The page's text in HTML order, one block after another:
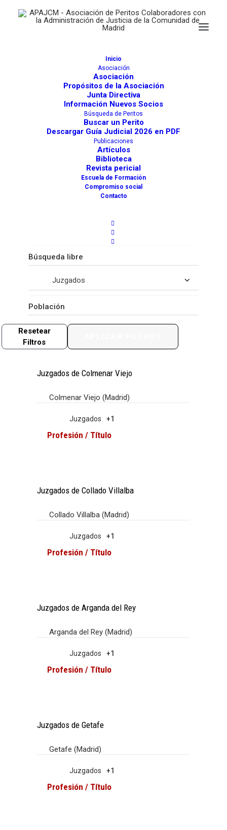
Inicio
Asociación
Asociación
Propósitos de la Asociación
Junta Directiva
Información Nuevos Socios
Búsqueda de Peritos
Buscar un Perito
Descargar Guía Judicial 2026 en PDF
Publicaciones
Artículos
Biblioteca
Revista pericial
Escuela de Formación
Compromiso social
Contacto
Juzgados
Buscar
Directorio de PeritosDirectorio Juzgados y Otros
Resetear
Filtros
Juzgados de Colmenar Viejo
Colmenar Viejo (Madrid)
Juzgados +1
Profesión / Título
Juzgados de Collado Villalba
Collado Villalba (Madrid)
Juzgados +1
Profesión / Título
Juzgados de Arganda del Rey
Arganda del Rey (Madrid)
Juzgados +1
Profesión / Título
Juzgados de Getafe
Getafe (Madrid)
Juzgados +1
Profesión / Título